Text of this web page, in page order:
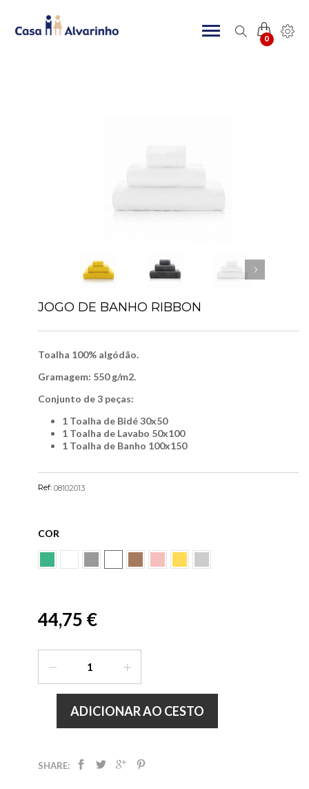
0
JOGO DE BANHO RIBBON
Toalha 100% algódão.
Gramagem: 550 g/m2.
Conjunto de 3 peças:
1 Toalha de Bidé 30x50
1 Toalha de Lavabo 50x100
1 Toalha de Banho 100x150
Ref: 08102013
COR
44,75 €
ADICIONAR AO CESTO
SHARE: